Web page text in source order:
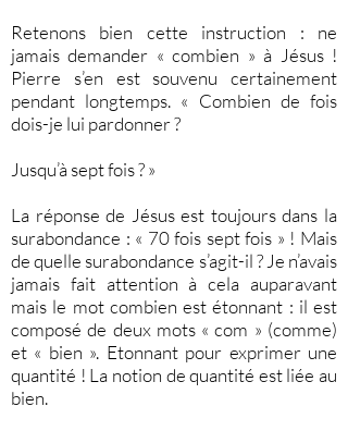
Retenons bien cette instruction : ne
jamais demander « combien » à Jésus !
Pierre s’en est souvenu certainement
pendant longtemps. « Combien de fois
dois-je lui pardonner ?
Jusqu’à sept fois ? »
La réponse de Jésus est toujours dans la
surabondance : « 70 fois sept fois » ! Mais
de quelle surabondance s’agit-il ? Je n’avais
jamais fait attention à cela auparavant
mais le mot combien est étonnant : il est
composé de deux mots « com » (comme)
et « bien ». Etonnant pour exprimer une
quantité ! La notion de quantité est liée au
bien.